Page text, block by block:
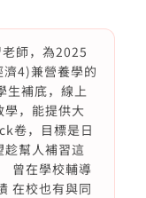
師，為2025
4)兼營養學的
生補底，線上
學，能提供大
卷，目標是日
趁幫人補習這
曾在學校輔導
在校也有與同